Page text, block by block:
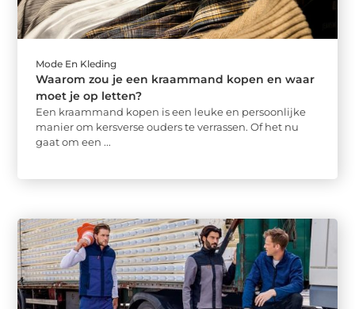
Mode En Kleding
Waarom zou je een kraammand kopen en waar
moet je op letten?
Een kraammand kopen is een leuke en persoonlijke
manier om kersverse ouders te verrassen. Of het nu
gaat om een ...